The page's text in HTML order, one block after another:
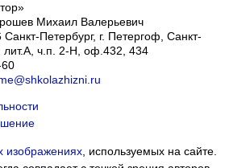
Михаил Валерьевич
Санкт-Петербург, г. Петергоф, Санкт-
лит.А, ч.п. 2-Н, оф.432, 434
изображениях, используемых на сайте.